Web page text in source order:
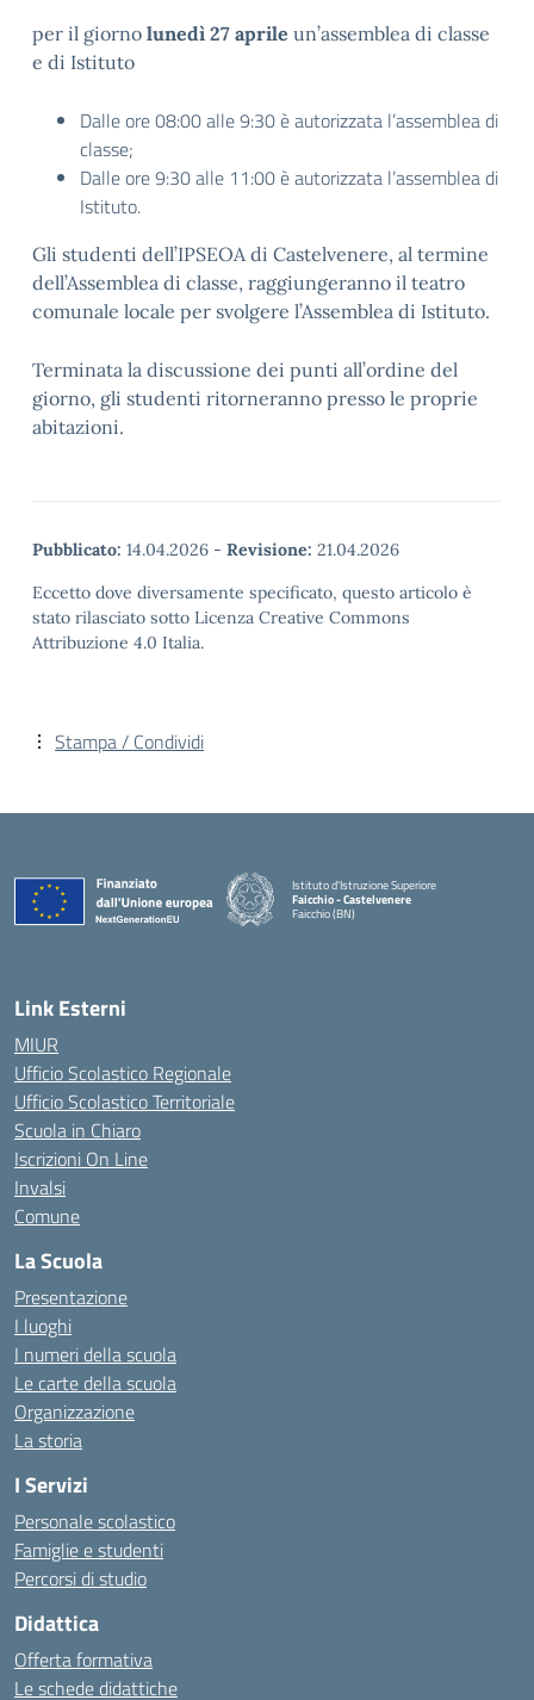
per il giorno lunedì 27 aprile un’assemblea di classe
e di Istituto
Dalle ore 08:00 alle 9:30 è autorizzata l’assemblea di
classe;
Dalle ore 9:30 alle 11:00 è autorizzata l’assemblea di
Istituto.
Gli studenti dell’IPSEOA di Castelvenere, al termine
dell’Assemblea di classe, raggiungeranno il teatro
comunale locale per svolgere l’Assemblea di Istituto.
Terminata la discussione dei punti all’ordine del
giorno, gli studenti ritorneranno presso le proprie
abitazioni.
Pubblicato: 14.04.2026 - Revisione: 21.04.2026
Eccetto dove diversamente specificato, questo articolo è
stato rilasciato sotto Licenza Creative Commons
Attribuzione 4.0 Italia.
Stampa / Condividi
Istituto d'Istruzione Superiore
Faicchio - Castelvenere
Faicchio (BN)
Link Esterni
MIUR
Ufficio Scolastico Regionale
Ufficio Scolastico Territoriale
Scuola in Chiaro
Iscrizioni On Line
Invalsi
Comune
La Scuola
Presentazione
I luoghi
I numeri della scuola
Le carte della scuola
Organizzazione
La storia
I Servizi
Personale scolastico
Famiglie e studenti
Percorsi di studio
Didattica
Offerta formativa
Le schede didattiche